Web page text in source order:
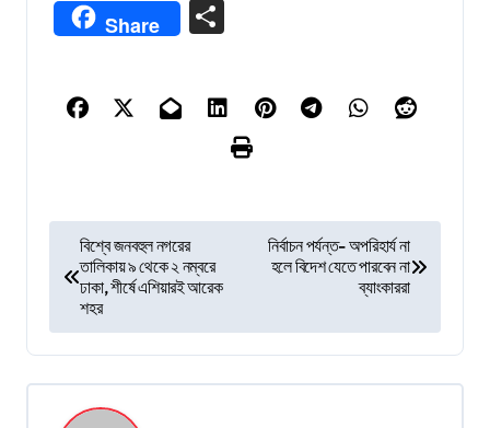
Share
o
t
n
a
বিশ্বে জনবহুল নগরের
তালিকায় ৯ থেকে ২ নম্বরে
ঢাকা, শীর্ষে এশিয়ারই আরেক
শহর
নির্বাচন পর্যন্ত- অপরিহার্য না
হলে বিদেশ যেতে পারবেন না
ব্যাংকাররা